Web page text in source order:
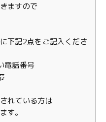
ますので
下記2点をご記入くださ
電話番号
れている方は
す。